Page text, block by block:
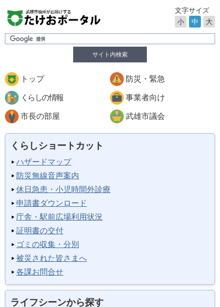
サイト内検索
文字サイズ
小
中 大
トップ 防災・緊急
くらしの情報 事業者向け
市長の部屋 武雄市議会
くらしショートカット
ハザードマップ
防災無線音声案内
休日急患・小児時間外診療
申請書ダウンロード
庁舎・駅前広場利用状況
証明書の交付
ゴミの収集・分別
被災された皆さまへ
各課お問合せ
ライフシーンから探す